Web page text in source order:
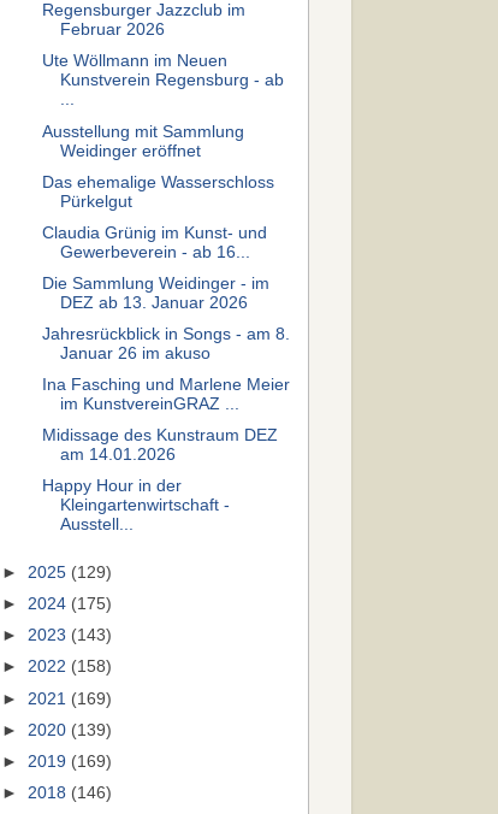
Regensburger Jazzclub im
Februar 2026
Ute Wöllmann im Neuen
Kunstverein Regensburg - ab
...
Ausstellung mit Sammlung
Weidinger eröffnet
Das ehemalige Wasserschloss
Pürkelgut
Claudia Grünig im Kunst- und
Gewerbeverein - ab 16...
Die Sammlung Weidinger - im
DEZ ab 13. Januar 2026
Jahresrückblick in Songs - am 8.
Januar 26 im akuso
Ina Fasching und Marlene Meier
im KunstvereinGRAZ ...
Midissage des Kunstraum DEZ
am 14.01.2026
Happy Hour in der
Kleingartenwirtschaft -
Ausstell...
► 2025 (129)
► 2024 (175)
► 2023 (143)
► 2022 (158)
► 2021 (169)
► 2020 (139)
► 2019 (169)
► 2018 (146)